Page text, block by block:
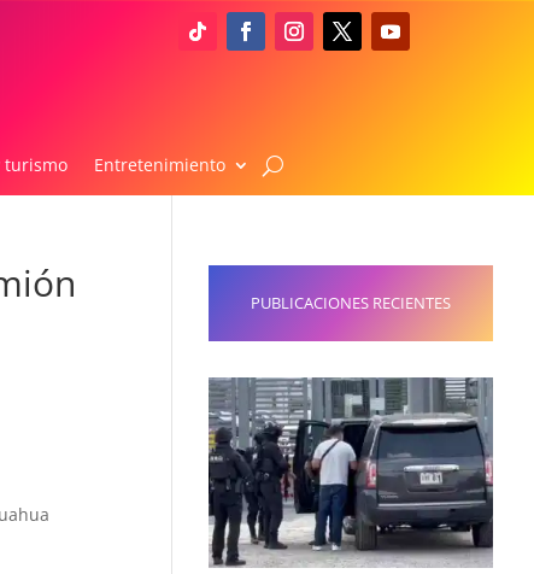
turismo Entretenimiento
PUBLICACIONES RECIENTES